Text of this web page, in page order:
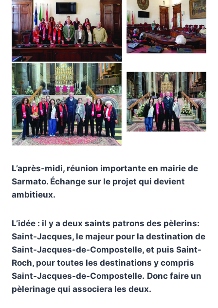
L’après-midi, réunion importante en mairie de
Sarmato. Échange sur le projet qui devient
ambitieux.
L’idée : il y a deux saints patrons des pèlerins:
Saint-Jacques, le majeur pour la destination de
Saint-Jacques-de-Compostelle, et puis Saint-
Roch, pour toutes les destinations y compris
Saint-Jacques-de-Compostelle. Donc faire un
pèlerinage qui associera les deux.